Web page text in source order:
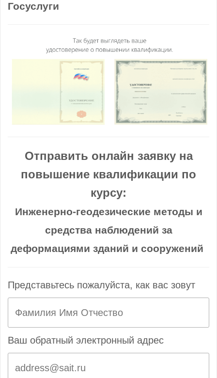
Госуслуги
Отправить онлайн заявку на
повышение квалификации по
курсу:
Инженерно-геодезические методы и
средства наблюдений за
деформациями зданий и сооружений
Представьтесь пожалуйста, как вас зовут
Ваш обратный электронный адрес